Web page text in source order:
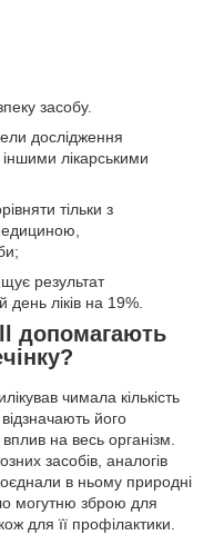
засобу.
дослідження
лікарськими
тільки з
результат
день ліків на 19%.
допомагають
чимала кількість
його
на весь організм.
засобів, аналогів
в ньому природні
могутню зброю для
для її профілактики.